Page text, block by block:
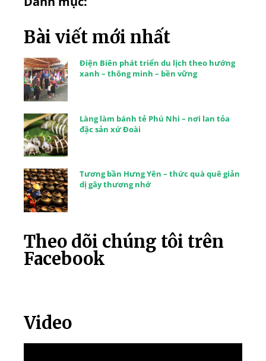
Bài viết mới nhất
Điện Biên phát triển du lịch theo hướng
xanh – thông minh – bền vững
Làng làm bánh tẻ Phú Nhi – nơi lan tỏa
đặc sản xứ Đoài
Tương bần Hưng Yên – thức quà quê giản
dị gây thương nhớ
Theo dõi chúng tôi trên
Facebook
Video